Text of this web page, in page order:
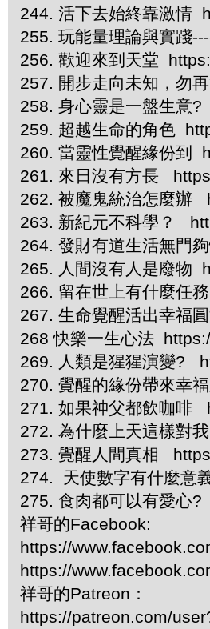
244. 活下去始終靠激情
255. 玩能量理論與實踐
256. 歡迎來到天堂
257. 開步走向未知，勿
258. 身心靈是一盤生意
259. 超越生命的角色
260. 當靈性覺醒緣份到
261. 來日沒有方長
262. 被魔鬼統治怎麼辦
263. 新紀元不科學？
264. 發財有道生活無門
265. 人間沒有人是廢物
266. 留在世上有什麼任
267. 生命覺醒活出幸福
268 快樂一生心法
269. 人類是猩猩演變?
270. 覺醒的緣份帶來幸
271. 如果神父都飲咖啡
272. 為什麼上天這樣對
273. 覺醒人間真相
274. 天使數字有什麼意
275. 食肉都可以有愛心
祥哥的Facebook:
https://
https://
祥哥的Patreon：
https://patreon.com/